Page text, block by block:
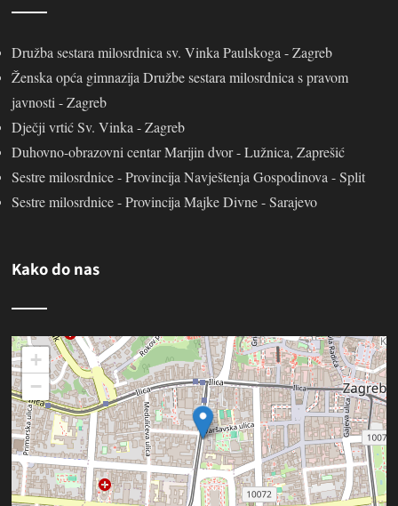
Družba sestara milosrdnica sv. Vinka Paulskoga - Zagreb
Ženska opća gimnazija Družbe sestara milosrdnica s pravom
javnosti - Zagreb
Dječji vrtić Sv. Vinka - Zagreb
Duhovno-obrazovni centar Marijin dvor - Lužnica, Zaprešić
Sestre milosrdnice - Provincija Navještenja Gospodinova - Split
Sestre milosrdnice - Provincija Majke Divne - Sarajevo
Kako do nas
+
−